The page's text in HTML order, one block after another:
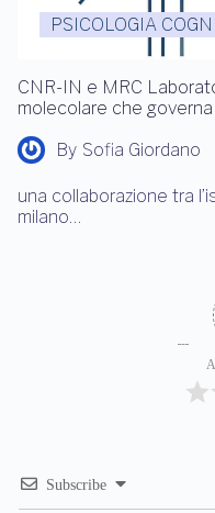
PSICOLOGIA
CNR-IN e MRC
molecolare che
By Sofia Giordano
una collaborazione tra
milano…
Subscribe